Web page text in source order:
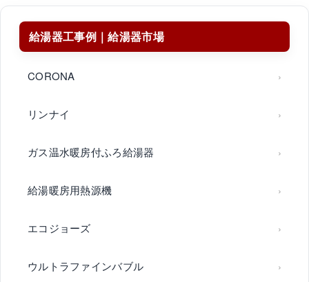
給湯器工事例｜給湯器市場
CORONA
リンナイ
ガス温水暖房付ふろ給湯器
給湯暖房用熱源機
エコジョーズ
ウルトラファインバブル